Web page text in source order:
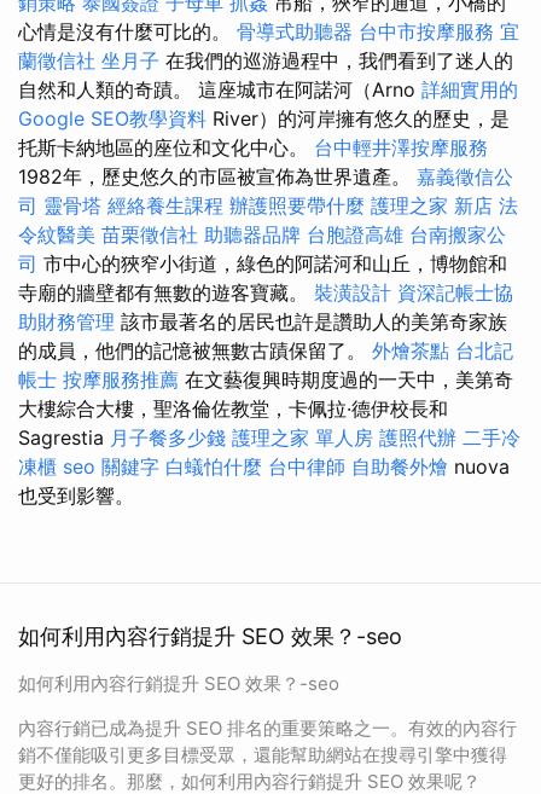
心情是沒有什麼可比的。 骨導式助聽器 台中市按摩服務 宜
蘭徵信社 坐月子 在我們的巡游過程中，我們看到了迷人的
自然和人類的奇蹟。 這座城市在阿諾河（Arno 詳細實用的
Google SEO教學資料 River）的河岸擁有悠久的歷史，是
托斯卡納地區的座位和文化中心。 台中輕井澤按摩服務
1982年，歷史悠久的市區被宣佈為世界遺產。 嘉義徵信公
司 靈骨塔 經絡養生課程 辦護照要帶什麼 護理之家 新店 法
令紋醫美 苗栗徵信社 助聽器品牌 台胞證高雄 台南搬家公
司 市中心的狹窄小街道，綠色的阿諾河和山丘，博物館和
寺廟的牆壁都有無數的遊客寶藏。 裝潢設計 資深記帳士協
助財務管理 該市最著名的居民也許是讚助人的美第奇家族
的成員，他們的記憶被無數古蹟保留了。 外燴茶點 台北記
帳士 按摩服務推薦 在文藝復興時期度過的一天中，美第奇
大樓綜合大樓，聖洛倫佐教堂，卡佩拉·德伊校長和
Sagrestia 月子餐多少錢 護理之家 單人房 護照代辦 二手冷
凍櫃 seo 關鍵字 白蟻怕什麼 台中律師 自助餐外燴 nuova
也受到影響。
如何利用內容行銷提升 SEO 效果？-seo
如何利用內容行銷提升 SEO 效果？-seo
內容行銷已成為提升 SEO 排名的重要策略之一。有效的內容行
銷不僅能吸引更多目標受眾，還能幫助網站在搜尋引擎中獲得
更好的排名。那麼，如何利用內容行銷提升 SEO 效果呢？